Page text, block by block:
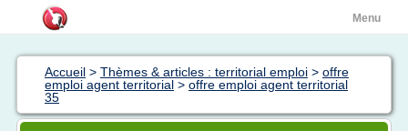
Menu
Accueil > Thèmes & articles : territorial emploi > offre
emploi agent territorial > offre emploi agent territorial
35